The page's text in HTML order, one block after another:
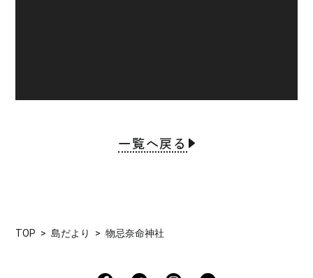
一覧へ戻る
TOP 島だより 物忌奈命神社